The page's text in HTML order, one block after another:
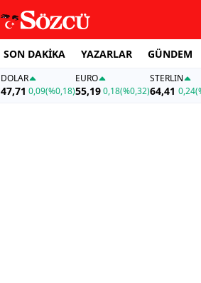
SON DAKİKA YAZARLAR GÜNDEM
DOLAR
47,71 0,09(%0,18)
EURO
55,19 0,18(%0,32)
STERLIN
64,41 0,24